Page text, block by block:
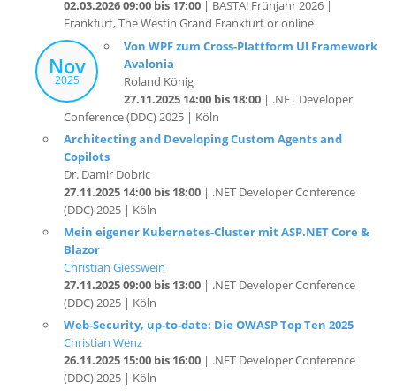
Nov
2025
Von WPF zum Cross-Plattform UI Framework
Avalonia
Roland König
27.11.2025 14:00 bis 18:00
Conference (DDC) 2025 | Köln
Architecting and Developing Custom Agents and
Copilots
Dr. Damir Dobric
27.11.2025 14:00 bis 18:00
(DDC) 2025 | Köln
Mein eigener Kubernetes-Cluster mit ASP.NET Core &
Blazor
Christian Giesswein
27.11.2025 09:00 bis 13:00
(DDC) 2025 | Köln
Web-Security, up-to-date: Die OWASP Top Ten 2025
Christian Wenz
26.11.2025 15:00 bis 16:00| .NET Developer Conference
(DDC) 2025 | Köln
AI Driven Development (ADD) in .NET
David Tielke